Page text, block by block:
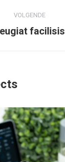
VOLGENDE
Next
facilisis